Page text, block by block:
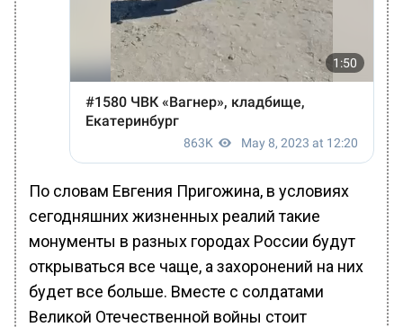
По словам Евгения Пригожина, в условиях
сегодняшних жизненных реалий такие
монументы в разных городах России будут
открываться все чаще, а захоронений на них
будет все больше. Вместе с солдатами
Великой Отечественной войны стоит